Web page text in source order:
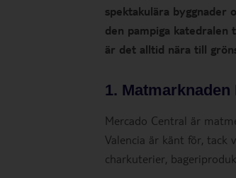
spektakulära byggnader
den pampiga katedralen
är det alltid nära till
1.
Mercado Central är
Valencia är känt för, tack
charkuterier,